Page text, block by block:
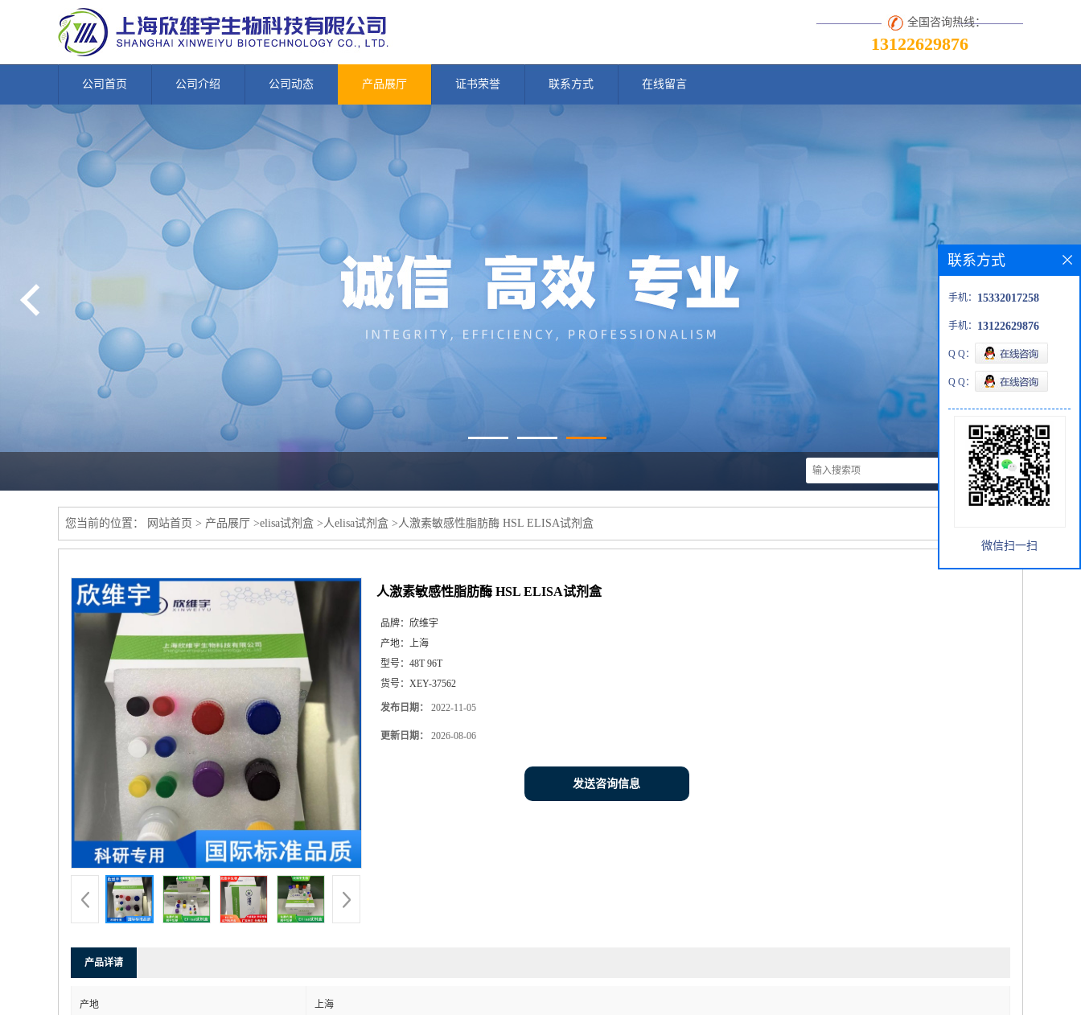
全国咨询热线：
13122629876
公司首页 公司介绍 公司动态 产品展厅 证书荣誉 联系方式 在线留言
您当前的位置： 网站首页 > 产品展厅 >elisa试剂盒 >人elisa试剂盒 >人激素敏感性脂肪酶 HSL ELISA试剂盒
人激素敏感性脂肪酶 HSL ELISA试剂盒
品牌： 欣维宇
产地： 上海
型号： 48T 96T
货号： XEY-37562
发布日期： 2022-11-05
更新日期： 2026-08-06
发送咨询信息
产品详请
产地 上海
联系方式
手机： 15332017258
手机： 13122629876
Q Q：
Q Q：
微信扫一扫